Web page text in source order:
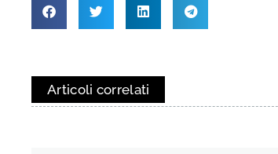
Articoli correlati